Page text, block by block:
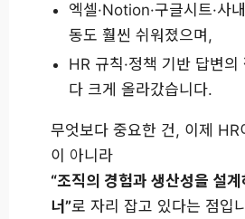
엑셀·Notion·구글시트·사
동도 훨씬 쉬워졌으며,
HR 규칙·정책 기반 답변의
다 크게 올라갔습니다.
무엇보다 중요한 건, 이제 HR
이 아니라
“조직의 경험과 생산성을 설
너”로 자리 잡고 있다는 점입